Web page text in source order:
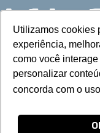
Utilizamos cookies
experiência,
como você
personalizar
concorda com o
Utilizamos cookies
experiência,
como você
personalizar
concorda com o
Pular
para
o
conteúdo
Loja